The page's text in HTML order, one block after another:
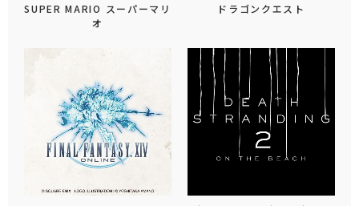
SUPER MARIO スーパーマリ
オ
ドラゴンクエスト